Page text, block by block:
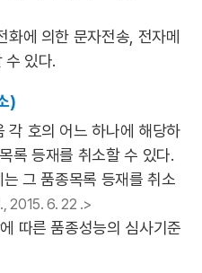
에 의한 문자전송, 전자메
수 있다.
)
호의 어느 하나에 해당하
록 등재를 취소할 수 있다.
그 품종목록 등재를 취소
2015. 6. 22 .>
따른 품종성능의 심사기준